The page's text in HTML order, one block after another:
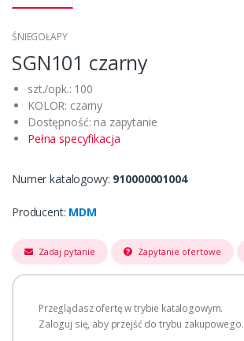
ŚNIEGOŁAPY
SGN101 czarny
szt./opk.: 100
KOLOR: czarny
Dostępność: na zapytanie
Pełna specyfikacja
Numer katalogowy: 910000001004
Producent: MDM
Zadaj pytanie Zapytanie ofertowe
Przeglądasz ofertę w trybie katalogowym.
Zaloguj się, aby przejść do trybu zakupowego.